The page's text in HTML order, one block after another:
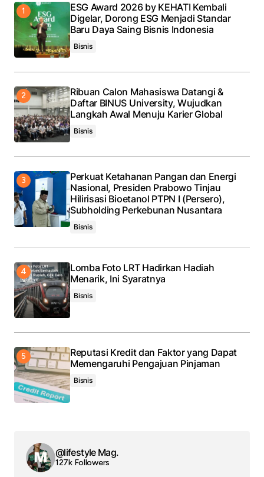
ESG Award 2026 by KEHATI Kembali
Digelar, Dorong ESG Menjadi Standar
Baru Daya Saing Bisnis Indonesia
Bisnis
Ribuan Calon Mahasiswa Datangi &
Daftar BINUS University, Wujudkan
Langkah Awal Menuju Karier Global
Bisnis
Perkuat Ketahanan Pangan dan Energi
Nasional, Presiden Prabowo Tinjau
Hilirisasi Bioetanol PTPN I (Persero),
Subholding Perkebunan Nusantara
Bisnis
Lomba Foto LRT Hadirkan Hadiah
Menarik, Ini Syaratnya
Bisnis
Reputasi Kredit dan Faktor yang Dapat
Memengaruhi Pengajuan Pinjaman
Bisnis
@lifestyle Mag.
127k Followers